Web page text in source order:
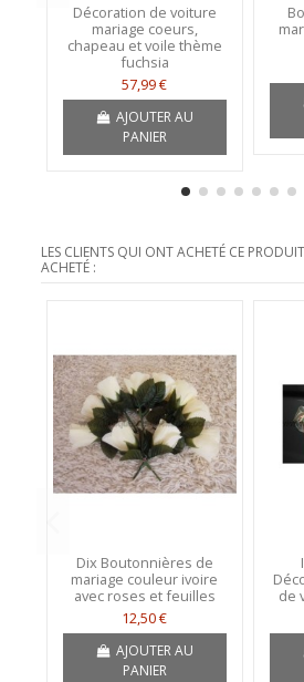
Décoration de voiture
mariage coeurs,
chapeau et voile thème
fuchsia
57,99 €
AJOUTER AU
PANIER
LES CLIENTS QUI ONT ACHETÉ CE
ACHETÉ :
Dix Boutonnières de
mariage couleur ivoire
avec roses et feuilles
12,50 €
AJOUTER AU
PANIER
de